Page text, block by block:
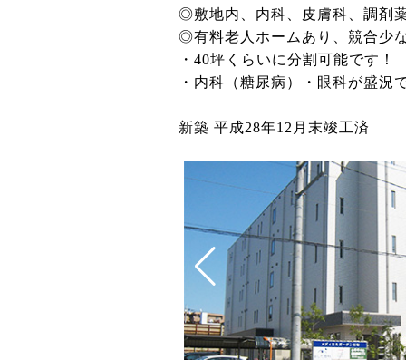
◎敷地内、内科、皮膚科、調剤
◎有料老人ホームあり、競合少
・40坪くらいに分割可能です！
・内科（糖尿病）・眼科が盛況
新築 平成28年12月末竣工済